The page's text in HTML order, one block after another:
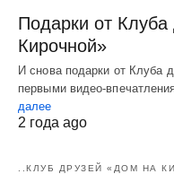
Подарки от
Кирочной»
И снова подарки от Клуба
первыми видео-
далее
2 года ago
..КЛУБ ДРУЗЕЙ «ДОМ НА